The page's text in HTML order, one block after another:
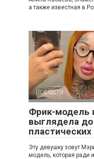
а также известная в
НОВОСТИ
Фрик-модель
выглядела
Эту девушку зовут
модель, которая ради